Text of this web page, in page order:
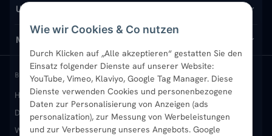
Wie wir Cookies & Co nutzen
Durch Klicken auf „Alle akzeptieren“ gestatten Sie den
Einsatz folgender Dienste auf unserer Website:
YouTube, Vimeo, Klaviyo, Google Tag Manager. Diese
Dienste verwenden Cookies und personenbezogene
Daten zur Personalisierung von Anzeigen (ads
personalization), zur Messung von Werbeleistungen
und zur Verbesserung unseres Angebots. Google
Handtuchheizkörper
Design-Heizkörper
Paneelheizkörper
Vertikal-Heizkörper
Heizkörper-Zubehör
Hilfe & Kontakt
Versand & Lieferung
Rückgabe & Widerruf
Garantie & Gewährleistung
Montageservice vor Ort
UNTERNEHMEN
Wir über uns
Standort & Abholung Jüchen
B2B-Kunden
Karriere
MEIN KONTO
Anmelden / Mein Konto
Merkliste
Newsletter
BELIEBTE KATEGORIEN
Heizkörper kaufenBadheizkörperHandtuchheizkörper
Design-Heizkörper
Paneelheizkörper Vertikal-Heizkörper
WandheizkörperWohnraum-HeizkörperBadheizkörper Schwarz